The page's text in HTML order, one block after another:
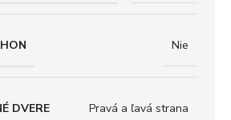
Nie
DVERE Pravá a ľavá strana